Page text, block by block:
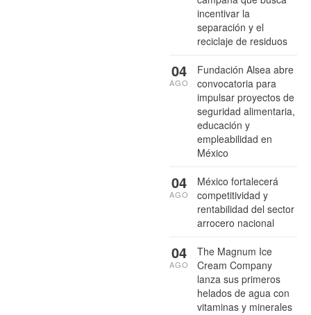
incentivar la
separación y el
reciclaje de residuos
Fundación Alsea abre
convocatoria para
impulsar proyectos de
seguridad alimentaria,
educación y
empleabilidad en
México
04
AGO
México fortalecerá
competitividad y
rentabilidad del sector
arrocero nacional
04
AGO
The Magnum Ice
Cream Company
lanza sus primeros
helados de agua con
vitaminas y minerales
04
AGO